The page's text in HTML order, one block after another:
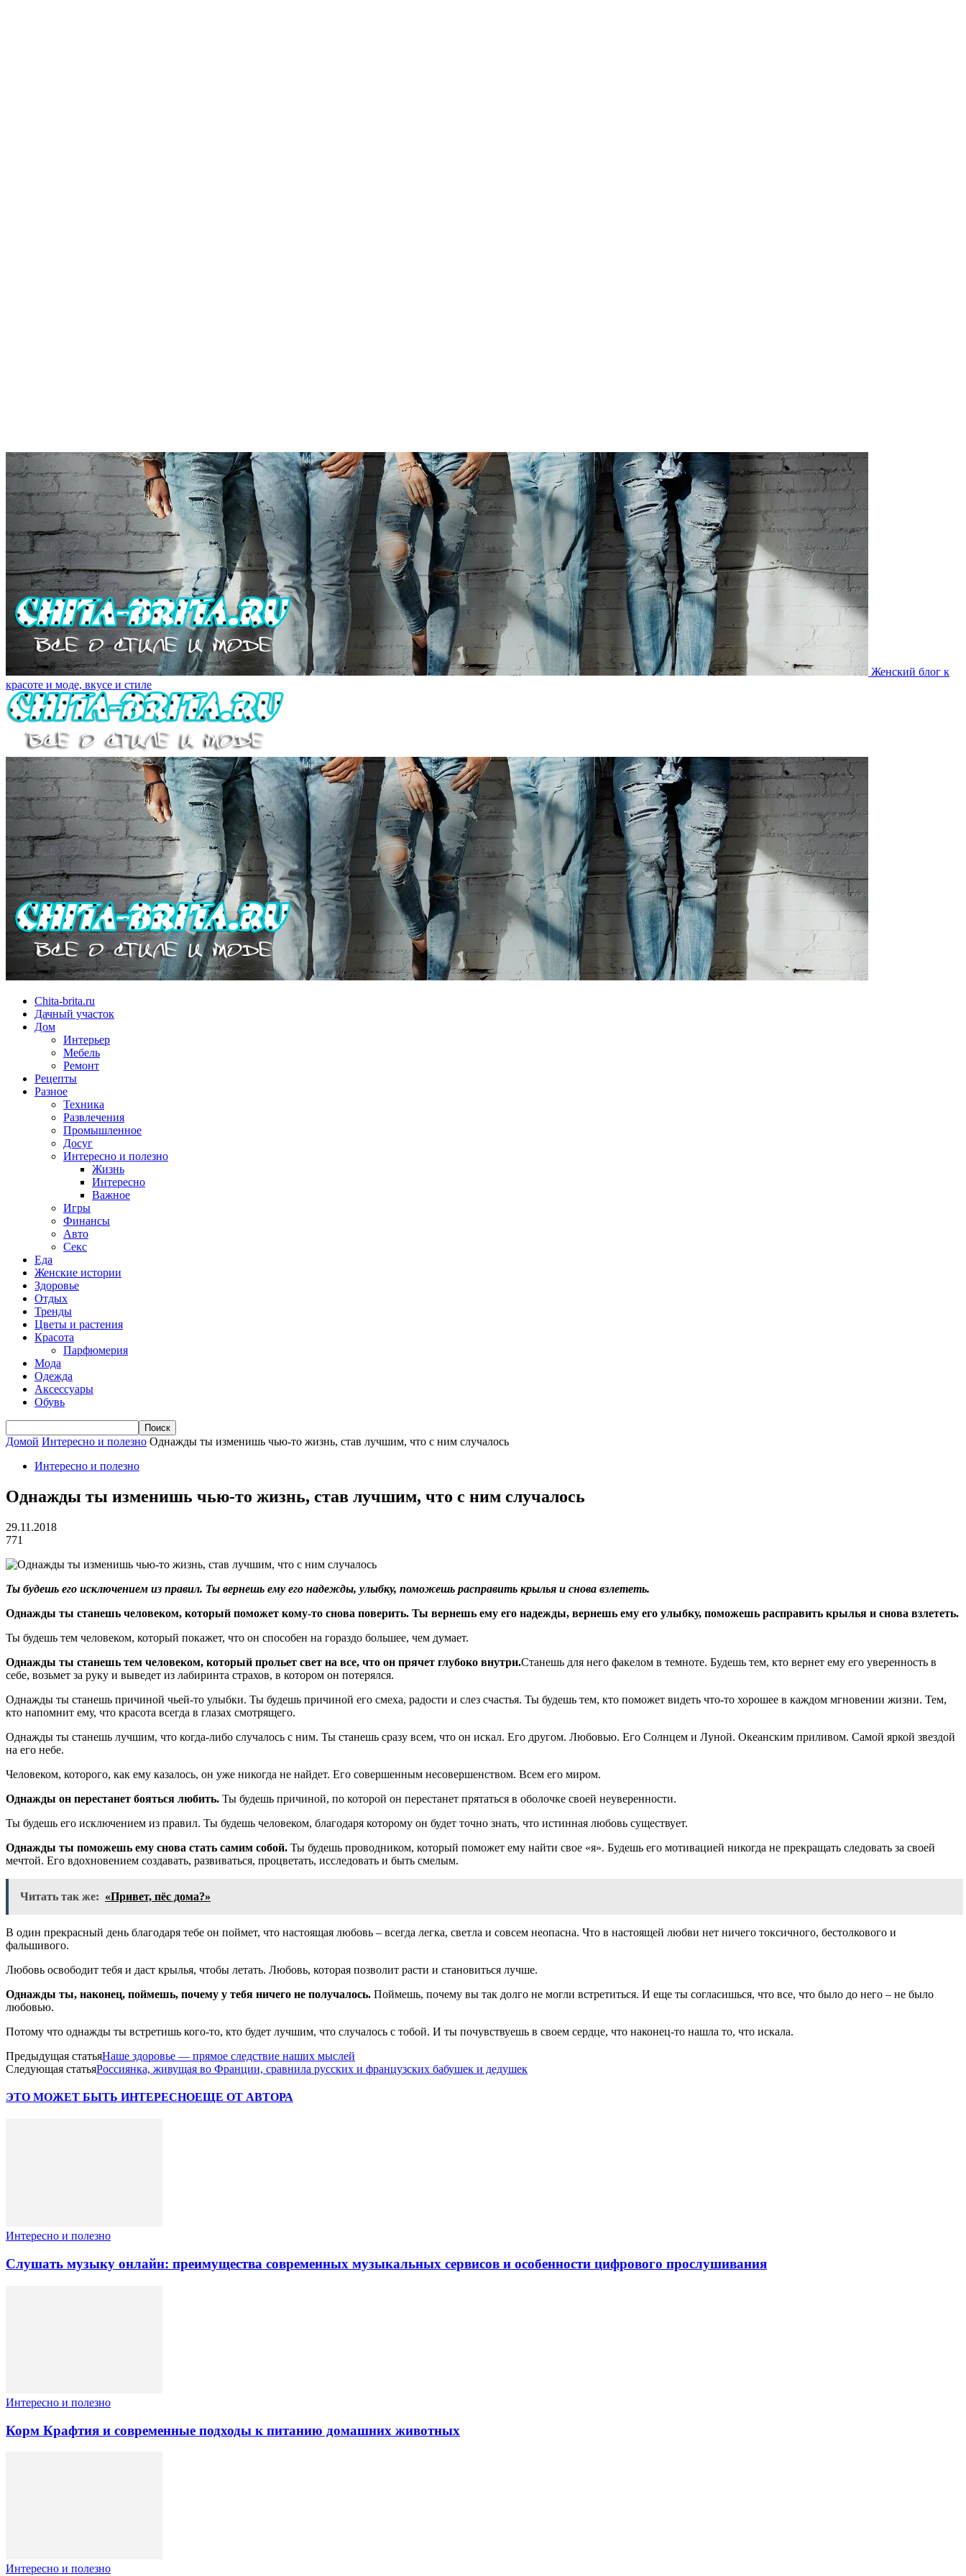
Женский блог к
красоте и моде, вкусе и стиле
Chita-brita.ru
Дачный участок
Дом
Интерьер
Мебель
Ремонт
Рецепты
Разное
Техника
Развлечения
Промышленное
Досуг
Интересно и полезно
Жизнь
Интересно
Важное
Игры
Финансы
Авто
Секс
Еда
Женские истории
Здоровье
Отдых
Тренды
Цветы и растения
Красота
Парфюмерия
Мода
Одежда
Аксессуары
Обувь
Домой Интересно и полезно Однажды ты изменишь чью-то жизнь, став лучшим, что с ним случалось
Интересно и полезно
Однажды ты изменишь чью-то жизнь, став лучшим, что с ним случалось
29.11.2018
771
Ты будешь его исключением из правил. Ты вернешь ему его надежды, улыбку, поможешь расправить крылья и снова взлететь.
Однажды ты станешь человеком, который поможет кому-то снова поверить. Ты вернешь ему его надежды, вернешь ему его улыбку, поможешь расправить крылья и снова взлететь.
Ты будешь тем человеком, который покажет, что он способен на гораздо большее, чем думает.
Однажды ты станешь тем человеком, который прольет свет на все, что он прячет глубоко внутри.Станешь для него факелом в темноте. Будешь тем, кто вернет ему его уверенность в
себе, возьмет за руку и выведет из лабиринта страхов, в котором он потерялся.
Однажды ты станешь причиной чьей-то улыбки. Ты будешь причиной его смеха, радости и слез счастья. Ты будешь тем, кто поможет видеть что-то хорошее в каждом мгновении жизни. Тем,
кто напомнит ему, что красота всегда в глазах смотрящего.
Однажды ты станешь лучшим, что когда-либо случалось с ним. Ты станешь сразу всем, что он искал. Его другом. Любовью. Его Солнцем и Луной. Океанским приливом. Самой яркой звездой
на его небе.
Человеком, которого, как ему казалось, он уже никогда не найдет. Его совершенным несовершенством. Всем его миром.
Однажды он перестанет бояться любить. Ты будешь причиной, по которой он перестанет прятаться в оболочке своей неуверенности.
Ты будешь его исключением из правил. Ты будешь человеком, благодаря которому он будет точно знать, что истинная любовь существует.
Однажды ты поможешь ему снова стать самим собой. Ты будешь проводником, который поможет ему найти свое «я». Будешь его мотивацией никогда не прекращать следовать за своей
мечтой. Его вдохновением создавать, развиваться, процветать, исследовать и быть смелым.
Читать так же: «Привет, пёс дома?»
В один прекрасный день благодаря тебе он поймет, что настоящая любовь – всегда легка, светла и совсем неопасна. Что в настоящей любви нет ничего токсичного, бестолкового и
фальшивого.
Любовь освободит тебя и даст крылья, чтобы летать. Любовь, которая позволит расти и становиться лучше.
Однажды ты, наконец, поймешь, почему у тебя ничего не получалось. Поймешь, почему вы так долго не могли встретиться. И еще ты согласишься, что все, что было до него – не было
любовью.
Потому что однажды ты встретишь кого-то, кто будет лучшим, что случалось с тобой. И ты почувствуешь в своем сердце, что наконец-то нашла то, что искала.
Предыдущая статьяНаше здоровье — прямое следствие наших мыслей
Следующая статьяРоссиянка, живущая во Франции, сравнила русских и французских бабушек и дедушек
ЭТО МОЖЕТ БЫТЬ ИНТЕРЕСНОЕЩЕ ОТ АВТОРА
Интересно и полезно
Слушать музыку онлайн: преимущества современных музыкальных сервисов и особенности цифрового прослушивания
Интересно и полезно
Корм Крафтия и современные подходы к питанию домашних животных
Интересно и полезно